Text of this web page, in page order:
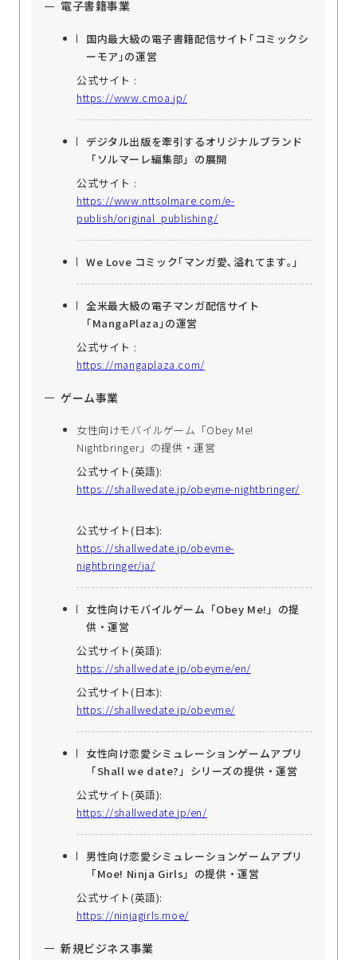
電子書籍事業
国内最大級の電子書籍配信サイト｢コミックシ
ーモア｣の運営
公式サイト :
https://www.cmoa.jp/
デジタル出版を牽引するオリジナルブランド
「ソルマーレ編集部」の展開
公式サイト :
https://www.nttsolmare.com/e-
publish/original_publishing/
We Love コミック｢マンガ愛､溢れてます｡｣
全米最大級の電子マンガ配信サイト
｢MangaPlaza｣の運営
公式サイト :
https://mangaplaza.com/
ゲーム事業
女性向けモバイルゲーム「Obey Me!
Nightbringer」の提供・運営
公式サイト(英語):
https://shallwedate.jp/obeyme-nightbringer/
公式サイト(日本):
https://shallwedate.jp/obeyme-
nightbringer/ja/
女性向けモバイルゲーム「Obey Me!」の提
供・運営
公式サイト(英語):
https://shallwedate.jp/obeyme/en/
公式サイト(日本):
https://shallwedate.jp/obeyme/
女性向け恋愛シミュレーションゲームアプリ
「Shall we date?」シリーズの提供・運営
公式サイト(英語):
https://shallwedate.jp/en/
男性向け恋愛シミュレーションゲームアプリ
「Moe! Ninja Girls」の提供・運営
公式サイト(英語):
https://ninjagirls.moe/
新規ビジネス事業